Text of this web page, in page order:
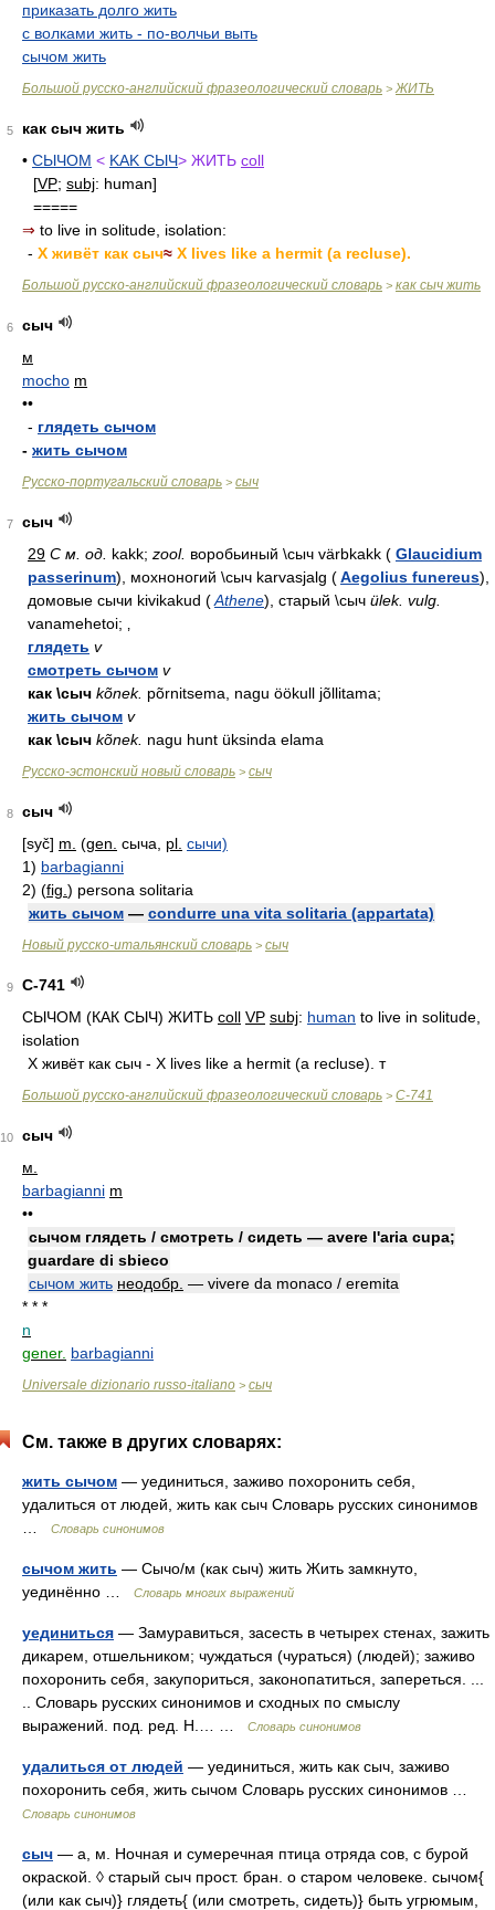
приказать долго жить
с волками жить - по-волчьи выть
сычом жить
Большой русско-английский фразеологический словарь > ЖИТЬ
5
как сыч жить
• СЫЧОМ < KAK СЫЧ> ЖИТЬ coll
[VP; subj: human]
=====
⇒ to live in solitude, isolation:
- X живёт как сыч≈ X lives like a hermit (a recluse).
Большой русско-английский фразеологический словарь > как сыч жить
6
сыч
м
mocho m
••
- глядеть сычом
- жить сычом
Русско-португальский словарь > сыч
7
сыч
29 С м. од. kakk; zool. воробьиный \сыч värbkakk ( Glaucidium
passerinum), мохноногий \сыч karvasjalg (Aegolius funereus),
домовые сычи kivikakud (Athene), старый \сыч ülek. vulg.
vanamehetoi; ‚
глядеть v
смотреть сычом v
как \сыч kõnek. põrnitsema, nagu öökull jõllitama;
жить сычом v
как \сыч kõnek. nagu hunt üksinda elama
Русско-эстонский новый словарь > сыч
8
сыч
[syč] m. (gen. сыча, pl. сычи)
1) barbagianni
2) (fig. ) persona solitaria
жить сычом — condurre una vita solitaria (appartata)
Новый русско-итальянский словарь > сыч
9
С-741
СЫЧОМ (КАК СЫЧ) ЖИТЬ coll VP subj: human to live in solitude,
isolation
X живёт как сыч - X lives like a hermit (a recluse). т
Большой русско-английский фразеологический словарь > С-741
10
сыч
м.
barbagianni m
••
сычом глядеть / смотреть / сидеть — avere l'aria cupa;
guardare di sbieco
сычом жить неодобр. — vivere da monaco / eremita
* * *
n
gener. barbagianni
Universale dizionario russo-italiano > сыч
См. также в других словарях:
жить сычом — уединиться, заживо похоронить себя,
удалиться от людей, жить как сыч Словарь русских синонимов
Словарь синонимов
сычом жить — Сычо/м (как сыч) жить Жить замкнуто,
уединённо …
Словарь многих выражений
уединиться — Замуравиться, засесть в четырех стенах, зажить
дикарем, отшельником; чуждаться (чураться) (людей); заживо
похоронить себя, закупориться, законопатиться, запереться. ...
.. Словарь русских синонимов и сходных по смыслу
выражений. под. ред. Н.… …
Словарь синонимов
удалиться от людей — уединиться, жить как сыч, заживо
похоронить себя, жить сычом Словарь русских синонимов …
Словарь синонимов
сыч — а, м. Ночная и сумеречная птица отряда сов, с бурой
окраской. ◊ старый сыч прост. бран. о старом человеке. сычом{
(или как сыч)} глядеть{ (или смотреть, сидеть)} быть угрюмым,